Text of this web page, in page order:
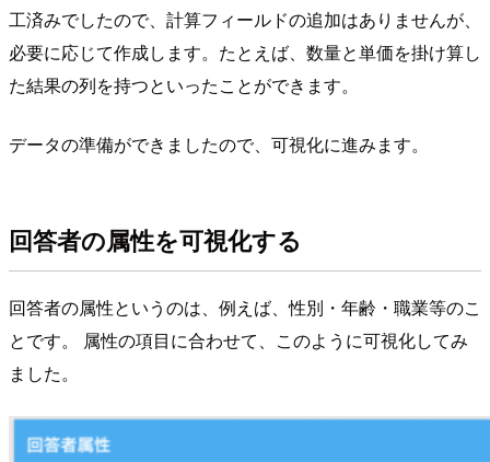
工済みでしたので、計算フィールドの追加はありませんが、
必要に応じて作成します。たとえば、数量と単価を掛け算し
た結果の列を持つといったことができます。
データの準備ができましたので、可視化に進みます。
回答者の属性を可視化する
回答者の属性というのは、例えば、性別・年齢・職業等のこ
とです。 属性の項目に合わせて、このように可視化してみ
ました。